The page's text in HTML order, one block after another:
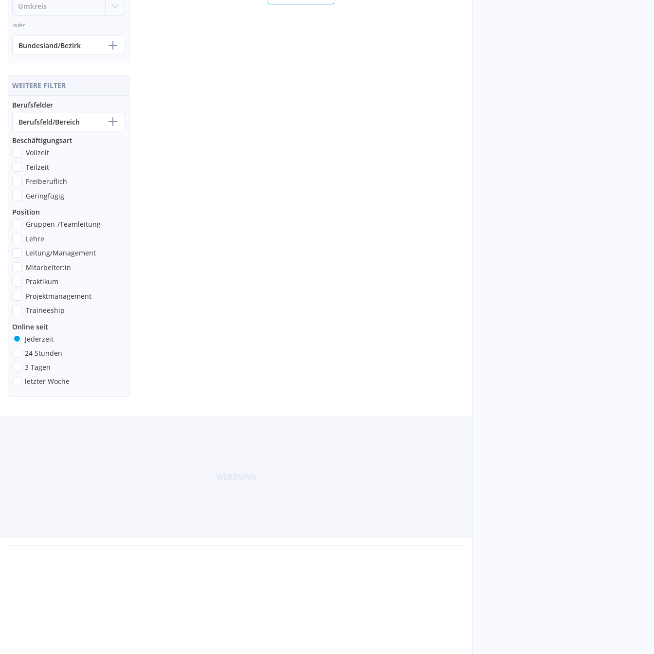
oder
Bundesland/Bezirk
WEITERE FILTER
Berufsfelder
Berufsfeld/Bereich
Beschäftigungsart
Vollzeit
Teilzeit
Freiberuflich
Geringfügig
Position
Gruppen-/Teamleitung
Lehre
Leitung/Management
Mitarbeiter:in
Praktikum
Projektmanagement
Traineeship
Online seit
Jederzeit
24 Stunden
3 Tagen
letzter Woche